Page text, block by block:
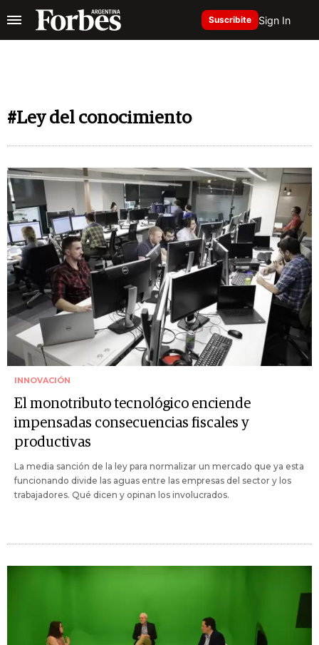
Suscribite Sign In
#Ley del conocimiento
INNOVACIÓN
El monotributo tecnológico enciende
impensadas consecuencias fiscales y
productivas
La media sanción de la ley para normalizar un mercado que ya esta
funcionando divide las aguas entre las empresas del sector y los
trabajadores. Qué dicen y opinan los involucrados.